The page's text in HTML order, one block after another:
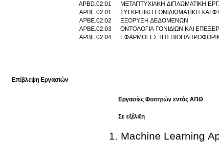
APBD.02.01
ΜΕΤΑΠΤΥΧΙΑΚΗ ΔΙΠΛΩΜΑΤΙΚΗ
APBE.02.01
ΣΥΓΚΡΙΤΙΚΗ ΓΟΝΙΔΙΩΜΑΤΙΚΗ ΚΑΙ
APBE.02.02
ΕΞΟΡΥΞΗ ΔΕΔΟΜΕΝΩΝ
APBE.02.03
ΟΝΤΟΛΟΓΙΑ ΓΟΝΙΔΙΩΝ ΚΑΙ
APBE.02.04
ΕΦΑΡΜΟΓΕΣ ΤΗΣ
Επίβλεψη Εργασιών
Εργασίες Φοιτητών εντός ΑΠΘ
Σε εξέλιξη
Machine Learning